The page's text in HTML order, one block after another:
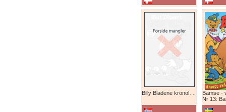
Nr 13: Bamse-